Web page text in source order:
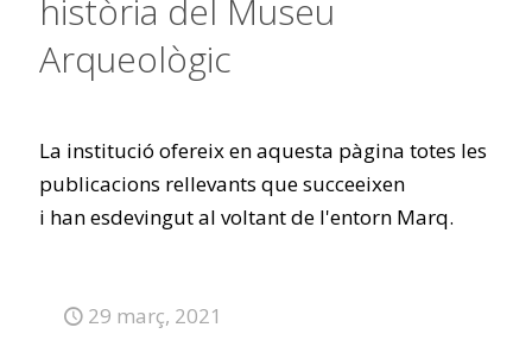
història del Museu
Arqueològic
La institució ofereix en aquesta pàgina totes les
publicacions rellevants que succeeixen
i han esdevingut al voltant de l'entorn Marq.
29 març, 2021